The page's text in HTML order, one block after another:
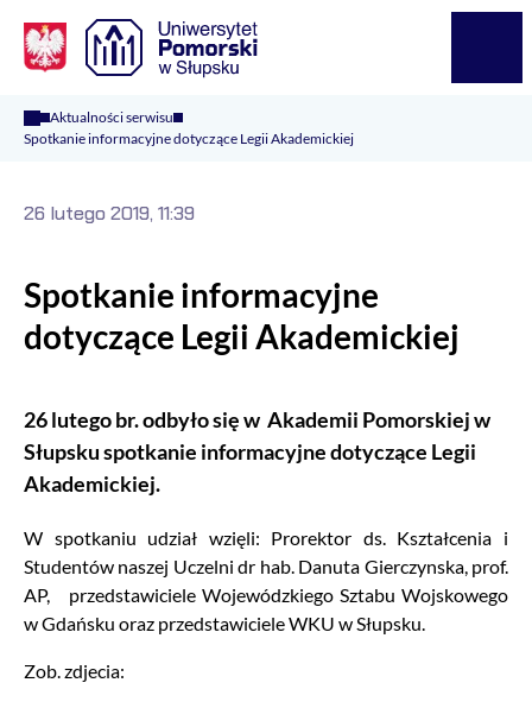
Aktualności serwisu
Spotkanie informacyjne dotyczące Legii Akademickiej
Spotkanie informacyjne
dotyczące Legii Akademickiej
26 lutego br. odbyło się w Akademii Pomorskiej w
Słupsku spotkanie informacyjne dotyczące Legii
Akademickiej.
26 lutego 2019, 11:39
W spotkaniu udział wzięli: Prorektor ds. Kształcenia i
Studentów naszej Uczelni dr hab. Danuta Gierczynska, prof.
AP, przedstawiciele Wojewódzkiego Sztabu Wojskowego
w Gdańsku oraz przedstawiciele WKU w Słupsku.
Zob. zdjecia: